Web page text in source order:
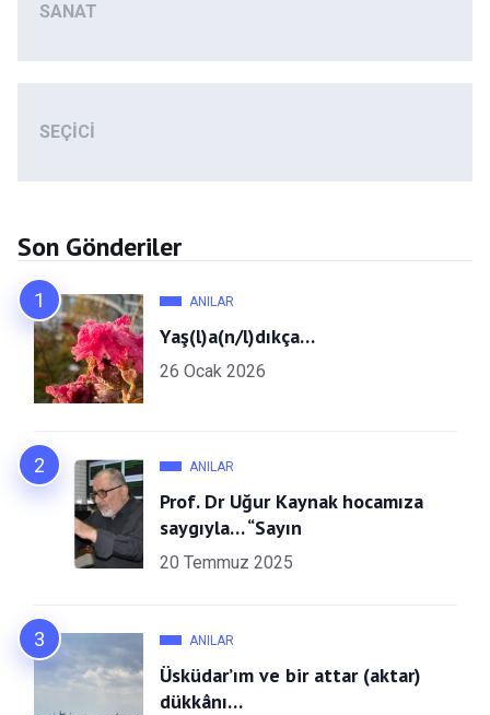
SANAT
SEÇICI
Son Gönderiler
ANILAR
Yaş(l)a(n/l)dıkça…
26 Ocak 2026
ANILAR
Prof. Dr Uğur Kaynak hocamıza
saygıyla… “Sayın
20 Temmuz 2025
ANILAR
Üsküdar’ım ve bir attar (aktar)
dükkânı…